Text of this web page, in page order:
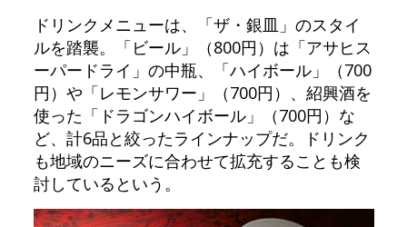
ドリンクメニューは、「ザ・銀皿」のスタイ
ルを踏襲。「ビール」（800円）は「アサヒス
ーパードライ」の中瓶、「ハイボール」（700
円）や「レモンサワー」（700円）、紹興酒を
使った「ドラゴンハイボール」（700円）な
ど、計6品と絞ったラインナップだ。ドリンク
も地域のニーズに合わせて拡充することも検
討しているという。